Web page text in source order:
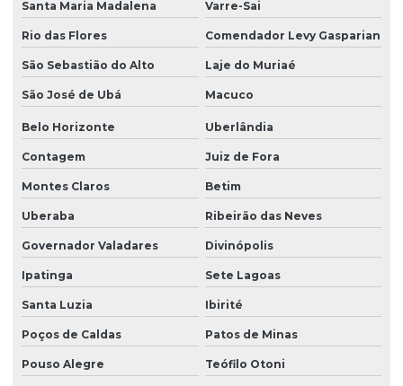
Santa Maria Madalena Varre-Sai
Rio das Flores Comendador Levy Gasparian
São Sebastião do Alto Laje do Muriaé
São José de Ubá Macuco
Belo Horizonte Uberlândia
Contagem Juiz de Fora
Montes Claros Betim
Uberaba Ribeirão das Neves
Governador Valadares Divinópolis
Ipatinga Sete Lagoas
Santa Luzia Ibirité
Poços de Caldas Patos de Minas
Pouso Alegre Teófilo Otoni